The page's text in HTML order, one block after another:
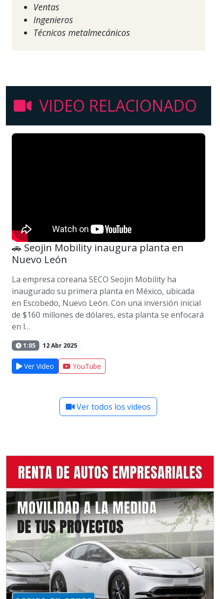
Ventas
Ingenieros
Técnicos metalmecánicos
VIDEO RELACIONADO
🚗 Seojin Mobility inaugura planta en
Nuevo León
La empresa coreana SECO Seojin Mobility ha
inaugurado su primera planta en México, ubicada
en Escobedo, Nuevo León. Con una inversión inicial
de $160 millones de dólares, esta planta se enfocará
en l…
1:05 12 Abr 2025
Ver Video YouTube
Ver todos los videos